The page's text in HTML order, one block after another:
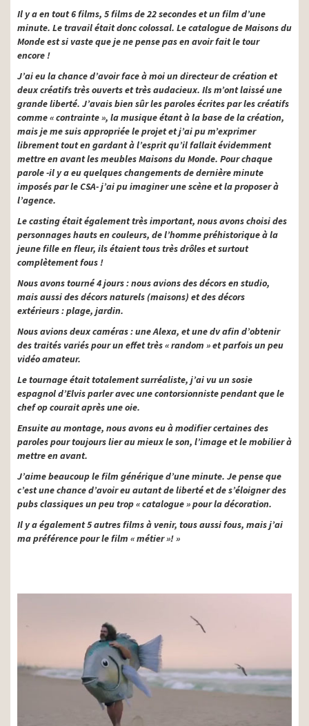
Il y a en tout 6 films, 5 films de 22 secondes et un film d’une
minute. Le travail était donc colossal. Le catalogue de Maisons du
Monde est si vaste que je ne pense pas en avoir fait le tour
encore !
J’ai eu la chance d’avoir face à moi un directeur de création et
deux créatifs très ouverts et très audacieux. Ils m’ont laissé une
grande liberté. J’avais bien sûr les paroles écrites par les créatifs
comme « contrainte », la musique étant à la base de la création,
mais je me suis appropriée le projet et j’ai pu m’exprimer
librement tout en gardant à l’esprit qu’il fallait évidemment
mettre en avant les meubles Maisons du Monde. Pour chaque
parole -il y a eu quelques changements de dernière minute
imposés par le CSA- j’ai pu imaginer une scène et la proposer à
l’agence.
Le casting était également très important, nous avons choisi des
personnages hauts en couleurs, de l’homme préhistorique à la
jeune fille en fleur, ils étaient tous très drôles et surtout
complètement fous !
Nous avons tourné 4 jours : nous avions des décors en studio,
mais aussi des décors naturels (maisons) et des décors
extérieurs : plage, jardin.
Nous avions deux caméras : une Alexa, et une dv afin d’obtenir
des traités variés pour un effet très « random » et parfois un peu
vidéo amateur.
Le tournage était totalement surréaliste, j’ai vu un sosie
espagnol d’Elvis parler avec une contorsionniste pendant que le
chef op courait après une oie.
Ensuite au montage, nous avons eu à modifier certaines des
paroles pour toujours lier au mieux le son, l’image et le mobilier à
mettre en avant.
J’aime beaucoup le film générique d’une minute. Je pense que
c’est une chance d’avoir eu autant de liberté et de s’éloigner des
pubs classiques un peu trop « catalogue » pour la décoration.
Il y a également 5 autres films à venir, tous aussi fous, mais j’ai
ma préférence pour le film « métier »! »